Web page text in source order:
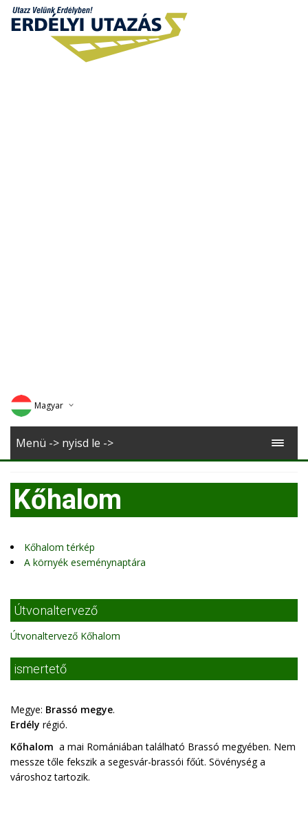
Magyar
Deutsch
Romana
Menü -> nyisd le ->
Kőhalom
Kőhalom térkép
A környék eseménynaptára
Útvonaltervező
Útvonaltervező Kőhalom
ismertető
Megye: Brassó megye.
Erdély régió.
Kőhalom a mai Romániában található Brassó megyében. Nem
messze tőle fekszik a segesvár-brassói főút. Sövénység a
városhoz tartozik.